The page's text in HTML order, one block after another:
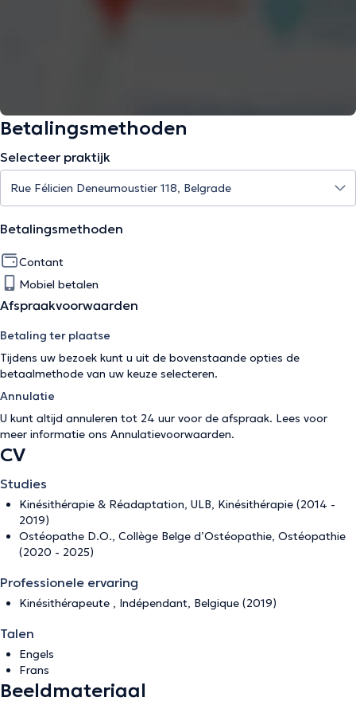
Betalingsmethoden
Selecteer praktijk
Betalingsmethoden
Contant
Mobiel betalen
Afspraakvoorwaarden
Betaling ter plaatse
Tijdens uw bezoek kunt u uit de bovenstaande opties de
betaalmethode van uw keuze selecteren.
Annulatie
U kunt altijd annuleren tot 24 uur voor de afspraak. Lees voor
meer informatie ons Annulatievoorwaarden.
CV
Studies
Kinésithérapie & Réadaptation, ULB, Kinésithérapie (2014 -
2019)
Ostéopathe D.O., Collège Belge d’Ostéopathie, Ostéopathie
(2020 - 2025)
Professionele ervaring
Kinésithérapeute , Indépendant, Belgique (2019)
Talen
Engels
Frans
Beeldmateriaal